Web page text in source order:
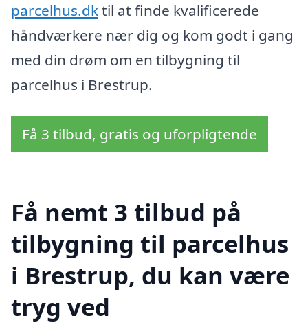
parcelhus.dktil at finde kvalificerede
håndværkere nær dig og kom godt i gang
med din drøm om en tilbygning til
parcelhus i Brestrup.
Få 3 tilbud, gratis og uforpligtende
Få nemt 3 tilbud på
tilbygning til parcelhus
i Brestrup, du kan være
tryg ved